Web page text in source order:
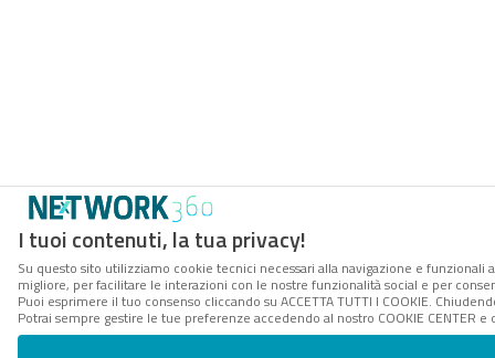
I tuoi contenuti, la tua privacy!
Su questo sito utilizziamo cookie tecnici necessari alla navigazione e
migliore, per facilitare le interazioni con le nostre funzionalità social e per
Puoi esprimere il tuo consenso cliccando su ACCETTA TUTTI I COOKIE.
Potrai sempre gestire le tue preferenze accedendo al nostro COOKIE